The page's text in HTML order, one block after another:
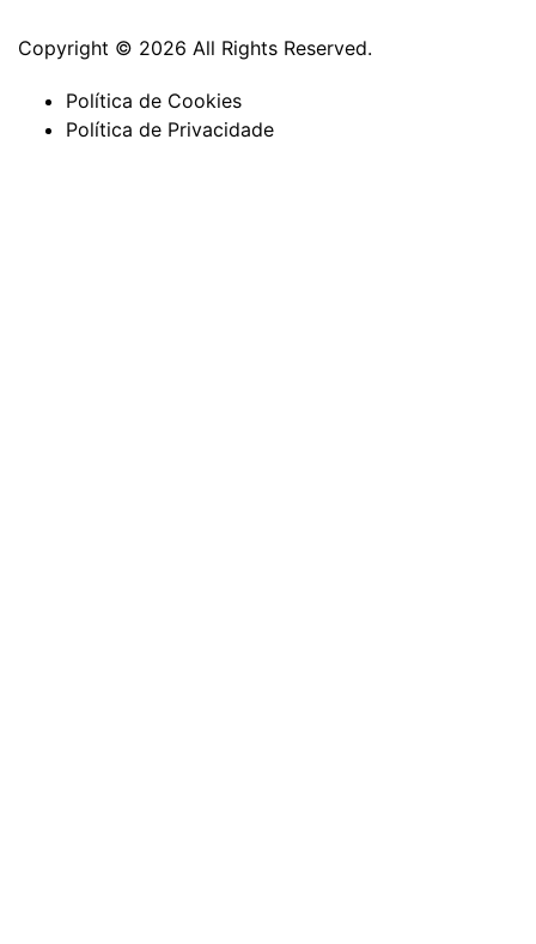
Copyright © 2026 All Rights Reserved.
Política de Cookies
Política de Privacidade